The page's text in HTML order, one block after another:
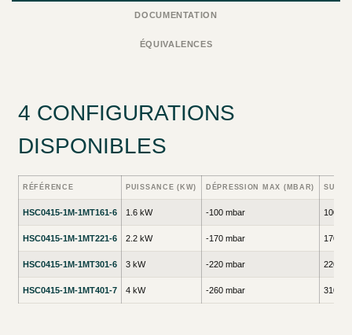
DOCUMENTATION
ÉQUIVALENCES
4 CONFIGURATIONS
DISPONIBLES
RÉFÉRENCE PUISSANCE (KW) DÉPRESSION MAX (MBAR)
HSC0415-1M-1MT161-6 1.6 kW -100 mbar 100
HSC0415-1M-1MT221-6 2.2 kW -170 mbar 170
HSC0415-1M-1MT301-6 3 kW -220 mbar 220
HSC0415-1M-1MT401-7 4 kW -260 mbar 310